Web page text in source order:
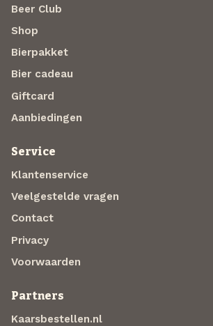
Beer Club
Shop
Bierpakket
Bier cadeau
Giftcard
Aanbiedingen
Service
Klantenservice
Veelgestelde vragen
Contact
Privacy
Voorwaarden
Partners
Kaarsbestellen.nl